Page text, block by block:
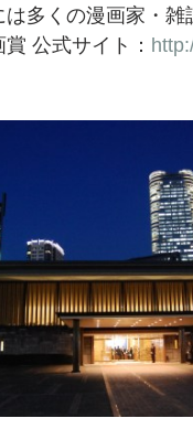
は多くの漫画家・雑
賞 公式サイト：